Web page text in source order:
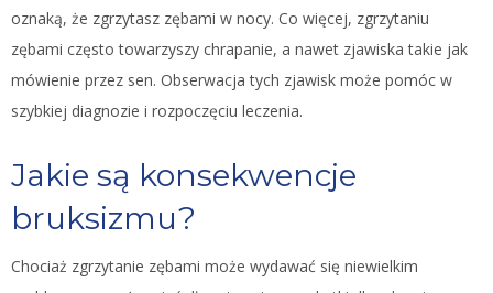
oznaką, że zgrzytasz zębami w nocy. Co więcej, zgrzytaniu
zębami często towarzyszy chrapanie, a nawet zjawiska takie jak
mówienie przez sen. Obserwacja tych zjawisk może pomóc w
szybkiej diagnozie i rozpoczęciu leczenia.
Jakie są konsekwencje
bruksizmu?
Chociaż zgrzytanie zębami może wydawać się niewielkim